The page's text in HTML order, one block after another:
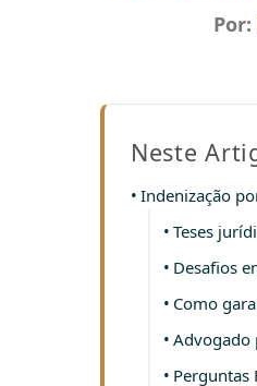
Por:
Neste
Indenização
Teses
Desafios
Como
Advogado
Perguntas